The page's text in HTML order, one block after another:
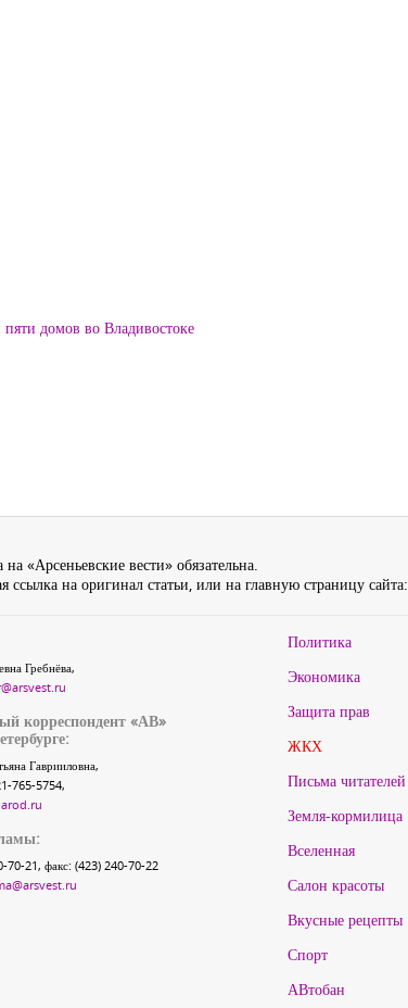
домов во Владивостоке
«Арсеньевские вести» обязательна.
на оригинал статьи, или на главную страницу сайта:
Гребнёва,
корреспондент «АВ»
Гаврииловна,
765-5754,
70-21, факс: (423) 240-70-22
Политика
Экономика
Защита прав
ЖКХ
Письма читателей
Земля-кормилица
Вселенная
Салон красоты
Вкусные рецепты
Спорт
АВтобан